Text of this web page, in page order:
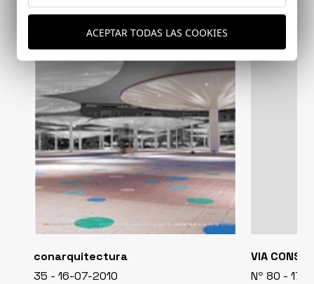
conarquitectura
35 - 16-07-2010
VIA
Nº 80 - 17-
ACEPTAR TODAS LAS COOKIES